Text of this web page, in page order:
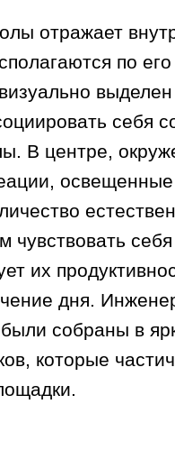
отражает
по
себя
В центре,
чувствовать
их
дня.
собраны в
которые